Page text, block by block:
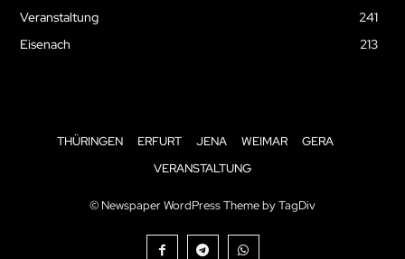
Veranstaltung
241
Eisenach
213
THÜRINGEN ERFURT JENA WEIMAR
GERA
VERANSTALTUNG
© Newspaper WordPress Theme by TagDiv